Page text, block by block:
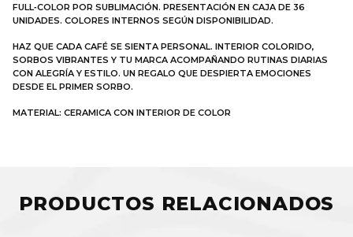
FULL‑COLOR POR SUBLIMACIÓN. PRESENTACIÓN EN CAJA DE 36
UNIDADES. COLORES INTERNOS SEGÚN DISPONIBILIDAD.
HAZ QUE CADA CAFÉ SE SIENTA PERSONAL. INTERIOR COLORIDO,
SORBOS VIBRANTES Y TU MARCA ACOMPAÑANDO RUTINAS DIARIAS
CON ALEGRÍA Y ESTILO. UN REGALO QUE DESPIERTA EMOCIONES
DESDE EL PRIMER SORBO.
MATERIAL: CERAMICA CON INTERIOR DE COLOR
PRODUCTOS RELACIONADOS